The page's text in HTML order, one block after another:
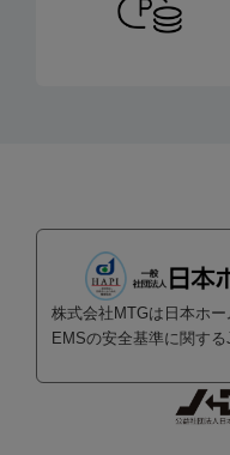
株式会社MTGは日本ホー
EMSの安全基準に関する